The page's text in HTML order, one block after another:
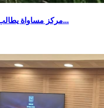
مركز مساواة يطالب مراقب الدولة بتنفيذ قانون التمثيل...